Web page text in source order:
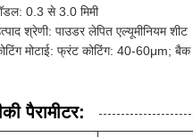
0.3 से 3.0 मिमी
श्रेणी: पाउडर लेपित एल्यूमीनियम शीट
मोटाई: फ्रंट कोटिंग: 40-60μm;
पैरामीटर: